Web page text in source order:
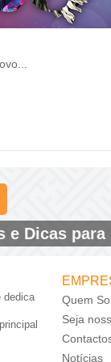
e Dicas para
dedica
Quem
Seja
Notícias